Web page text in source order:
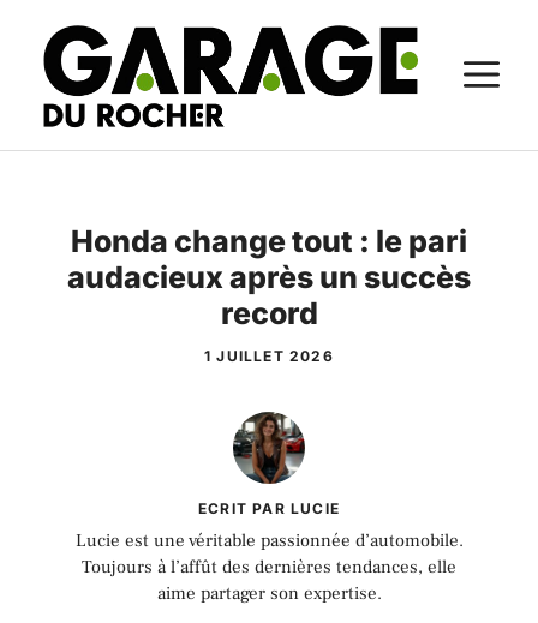
contenu
Honda change tout : le pari
audacieux après un succès
record
1 JUILLET 2026
ECRIT PAR LUCIE
Lucie est une véritable passionnée d’automobile.
Toujours à l’affût des dernières tendances, elle
aime partager son expertise.